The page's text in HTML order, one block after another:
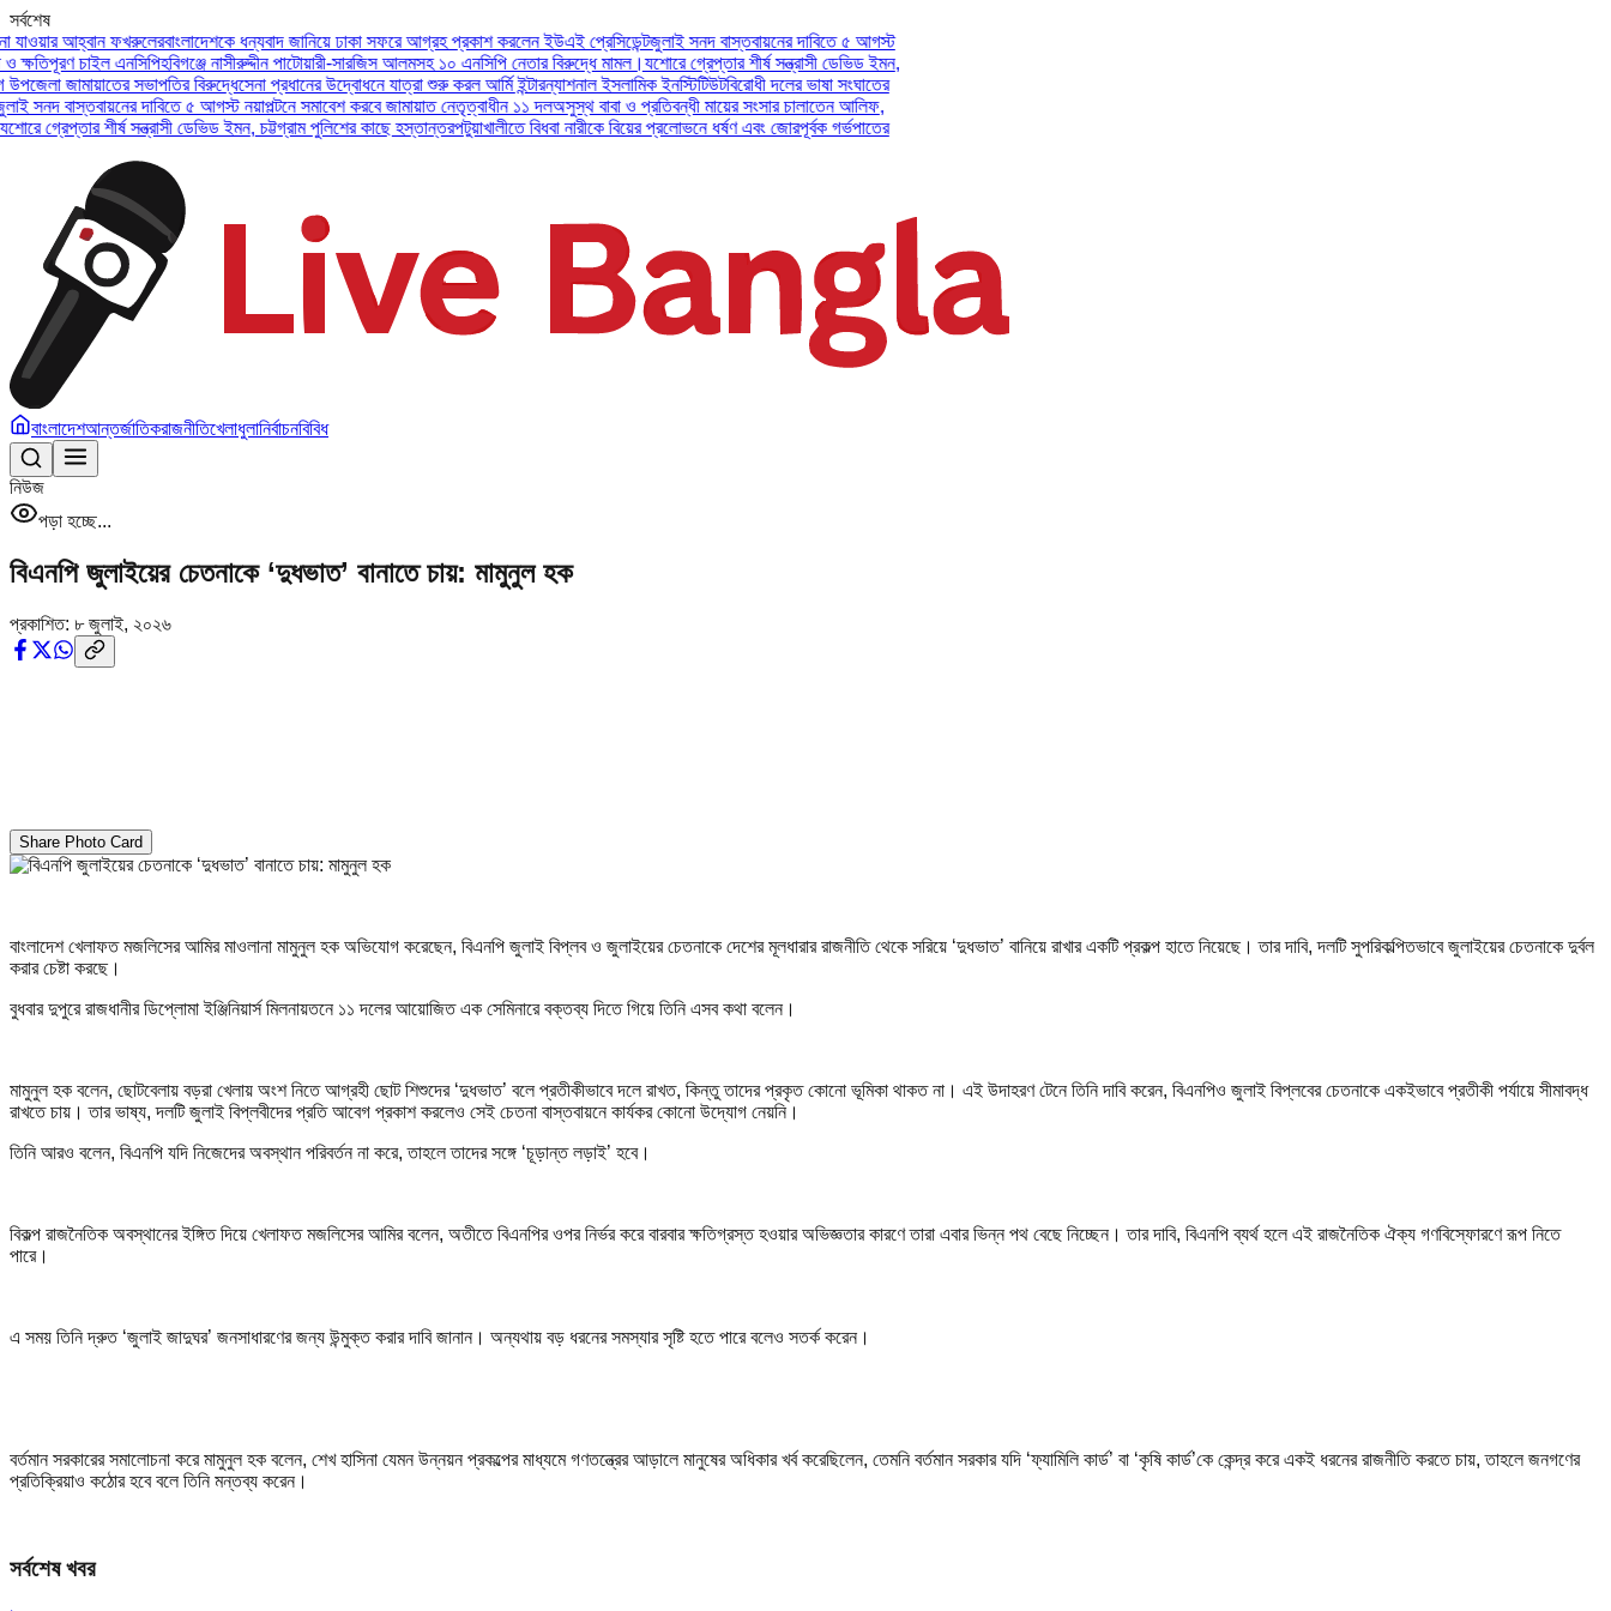
সর্বশেষ
আহ্বান ফখরুলেরবাংলাদেশকে ধন্যবাদ জানিয়ে ঢাকা সফরে আগ্রহ প্রকাশ করলেন ইউএই প্রেসিডেন্টজুলাই সনদ বাস্তবায়নের দাবিতে ৫ আগস্ট
চাইল এনসিপিহবিগঞ্জে নাসীরুদ্দীন পাটোয়ারী-সারজিস আলমসহ ১০ এনসিপি নেতার বিরুদ্ধে মামল।যশোরে গ্রেপ্তার শীর্ষ সন্ত্রাসী ডেভিড ইমন,
সভাপতির বিরুদ্ধেসেনা প্রধানের উদ্বোধনে যাত্রা শুরু করল আর্মি ইন্টারন্যাশনাল ইসলামিক ইনস্টিটিউটবিরোধী দলের ভাষা সংঘাতের
দাবিতে ৫ আগস্ট নয়াপল্টনে সমাবেশ করবে জামায়াত নেতৃত্বাধীন ১১ দলঅসুস্থ বাবা ও প্রতিবন্ধী মায়ের সংসার চালাতেন আলিফ,
শীর্ষ সন্ত্রাসী ডেভিড ইমন, চট্টগ্রাম পুলিশের কাছে হস্তান্তরপটুয়াখালীতে বিধবা নারীকে বিয়ের প্রলোভনে ধর্ষণ এবং জোরপূর্বক গর্ভপাতের
বাংলাদেশআন্তর্জাতিকরাজনীতিখেলাধুলানির্বাচনবিবিধ
নিউজ
পড়া হচ্ছে...
বিএনপি জুলাইয়ের চেতনাকে ‘দুধভাত’ বানাতে চায়: মামুনুল হক
প্রকাশিত: ৮ জুলাই, ২০২৬
Share Photo Card
বাংলাদেশ খেলাফত মজলিসের আমির মাওলানা মামুনুল হক অভিযোগ করেছেন, বিএনপি জুলাই বিপ্লব ও জুলাইয়ের চেতনাকে দেশের মূলধারার রাজনীতি থেকে সরিয়ে ‘দুধভাত’ বানিয়ে রাখার একটি প্রকল্প হাতে নিয়েছে। তার দাবি, দলটি সুপরিকল্পিতভাবে জুলাইয়ের চেতনাকে দুর্বল
করার চেষ্টা করছে।
বুধবার দুপুরে রাজধানীর ডিপ্লোমা ইঞ্জিনিয়ার্স মিলনায়তনে ১১ দলের আয়োজিত এক সেমিনারে বক্তব্য দিতে গিয়ে তিনি এসব কথা বলেন।
মামুনুল হক বলেন, ছোটবেলায় বড়রা খেলায় অংশ নিতে আগ্রহী ছোট শিশুদের ‘দুধভাত’ বলে প্রতীকীভাবে দলে রাখত, কিন্তু তাদের প্রকৃত কোনো ভূমিকা থাকত না। এই উদাহরণ টেনে তিনি দাবি করেন, বিএনপিও জুলাই বিপ্লবের চেতনাকে একইভাবে প্রতীকী পর্যায়ে সীমাবদ্ধ
রাখতে চায়। তার ভাষ্য, দলটি জুলাই বিপ্লবীদের প্রতি আবেগ প্রকাশ করলেও সেই চেতনা বাস্তবায়নে কার্যকর কোনো উদ্যোগ নেয়নি।
তিনি আরও বলেন, বিএনপি যদি নিজেদের অবস্থান পরিবর্তন না করে, তাহলে তাদের সঙ্গে ‘চূড়ান্ত লড়াই’ হবে।
বিকল্প রাজনৈতিক অবস্থানের ইঙ্গিত দিয়ে খেলাফত মজলিসের আমির বলেন, অতীতে বিএনপির ওপর নির্ভর করে বারবার ক্ষতিগ্রস্ত হওয়ার অভিজ্ঞতার কারণে তারা এবার ভিন্ন পথ বেছে নিচ্ছেন। তার দাবি, বিএনপি ব্যর্থ হলে এই রাজনৈতিক ঐক্য গণবিস্ফোরণে রূপ নিতে
পারে।
এ সময় তিনি দ্রুত ‘জুলাই জাদুঘর’ জনসাধারণের জন্য উন্মুক্ত করার দাবি জানান। অন্যথায় বড় ধরনের সমস্যার সৃষ্টি হতে পারে বলেও সতর্ক করেন।
বর্তমান সরকারের সমালোচনা করে মামুনুল হক বলেন, শেখ হাসিনা যেমন উন্নয়ন প্রকল্পের মাধ্যমে গণতন্ত্রের আড়ালে মানুষের অধিকার খর্ব করেছিলেন, তেমনি বর্তমান সরকার যদি ‘ফ্যামিলি কার্ড’ বা ‘কৃষি কার্ড’কে কেন্দ্র করে একই ধরনের রাজনীতি করতে চায়, তাহলে জনগণের
প্রতিক্রিয়াও কঠোর হবে বলে তিনি মন্তব্য করেন।
সর্বশেষ খবর